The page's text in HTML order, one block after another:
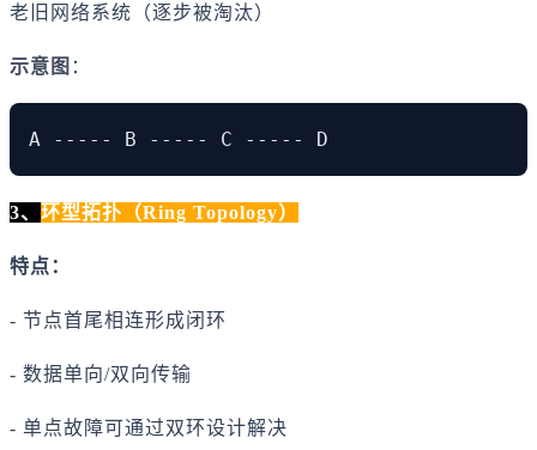
老旧网络系统（逐步被淘汰）
示意图 ：
A ----- B ----- C ----- D
3、 环型拓扑（Ring Topology）
特点：
- 节点首尾相连形成闭环
- 数据单向/双向传输
- 单点故障可通过双环设计解决